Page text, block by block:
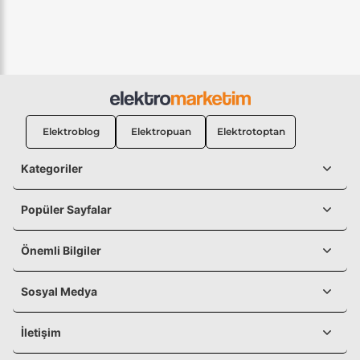
Elektroblog Elektropuan Elektrotoptan
Kategoriler
Popüler Sayfalar
Önemli Bilgiler
Sosyal Medya
İletişim